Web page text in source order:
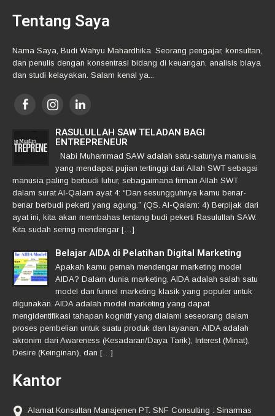
Tentang Saya
Nama Saya, Budi Wahyu Mahardhika. Seorang pengajar, konsultan,
dan penulis dengan konsentrasi bidang di keuangan, analisis biaya
dan studi kelayakan. Salam kenal ya...
RASULULLAH SAW TELADAN BAGI
ENTREPRENEUR
Nabi Muhammad SAW adalah satu-satunya manusia
yang mendapat pujian tertinggi dari Allah SWT sebagai
manusia paling berbudi luhur, sebagaimana firman Allah SWT
dalam surat Al-Qalam ayat 4: “Dan sesungguhnya kamu benar-
benar berbudi pekerti yang agung.” (QS. Al-Qalam: 4) Berpijak dari
ayat ini, kita akan membahas tentang budi pekerti Rasulullah SAW.
Kita sudah sering mendengar […]
Belajar AIDA di Pelatihan Digital Marketing
Apakah kamu pernah mendengar marketing model
AIDA? Dalam dunia marketing, AIDA adalah salah satu
model dan funnel marketing klasik yang populer untuk
digunakan. AIDA adalah model marketing yang dapat
mengidentifikasi tahapan kognitif yang dialami seseorang dalam
proses pembelian untuk suatu produk dan layanan. AIDA adalah
akronim dari Awareness (Kesadaran/Daya Tarik), Interest (Minat),
Desire (Keinginan), dan […]
Kantor
Alamat Konsultan Manajemen PT. SNF Consulting : Sinarmas